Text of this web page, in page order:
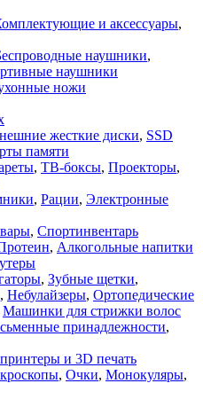
и аксессуары,
наушники,
наушники
ножи
жесткие диски, SSD
памяти
, ТВ-боксы, Проекторы,
, Рации, Электронные
, Спортинвентарь
, Алкогольные напитки
, Зубные щетки,
, Небулайзеры, Ортопедические
Машинки для стрижки волос
принадлежности,
и 3D печать
, Очки, Монокуляры,